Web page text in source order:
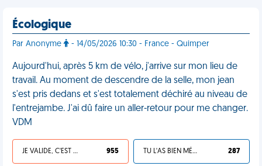
Écologique
Par Anonyme - 14/05/2026 10:30 - France - Quimper
Aujourd'hui, après 5 km de vélo, j'arrive sur mon lieu de
travail. Au moment de descendre de la selle, mon jean
s'est pris dedans et s'est totalement déchiré au niveau de
l'entrejambe. J'ai dû faire un aller-retour pour me changer.
VDM
JE VALIDE, C'EST UNE VDM 955 TU L'AS BIEN MÉRITÉ 287